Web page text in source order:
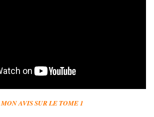
MON AVIS SUR LE TOME 1